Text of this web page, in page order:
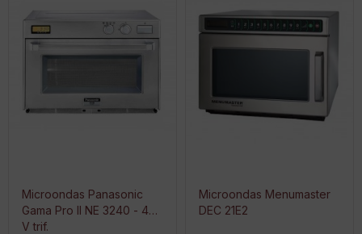
Microondas Panasonic
Gama Pro II NE 3240 - 400
V trif.
Microondas Menumaster
DEC 21E2